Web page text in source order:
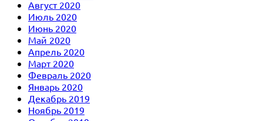
Август 2020
Июль 2020
Июнь 2020
Май 2020
Апрель 2020
Март 2020
Февраль 2020
Январь 2020
Декабрь 2019
Ноябрь 2019